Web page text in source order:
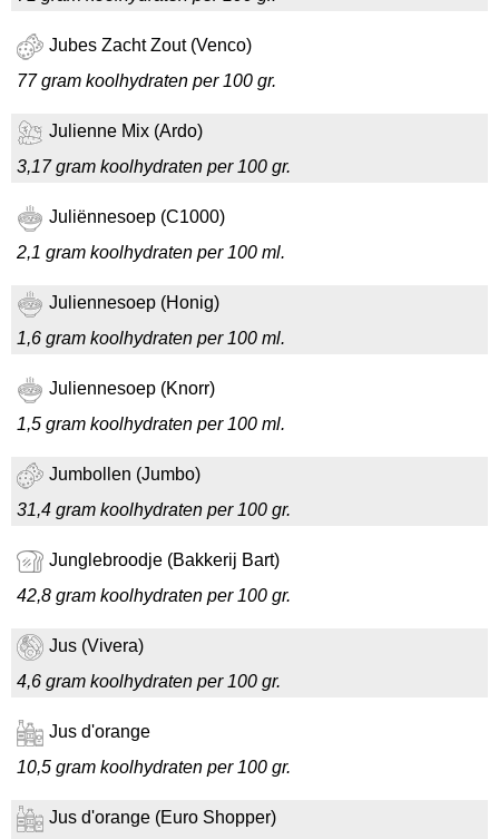
Jubes Zacht Zout (Venco)
77 gram koolhydraten per 100 gr.
Julienne Mix (Ardo)
3,17 gram koolhydraten per 100 gr.
Juliënnesoep (C1000)
2,1 gram koolhydraten per 100 ml.
Juliennesoep (Honig)
1,6 gram koolhydraten per 100 ml.
Juliennesoep (Knorr)
1,5 gram koolhydraten per 100 ml.
Jumbollen (Jumbo)
31,4 gram koolhydraten per 100 gr.
Junglebroodje (Bakkerij Bart)
42,8 gram koolhydraten per 100 gr.
Jus (Vivera)
4,6 gram koolhydraten per 100 gr.
Jus d'orange
10,5 gram koolhydraten per 100 gr.
Jus d'orange (Euro Shopper)